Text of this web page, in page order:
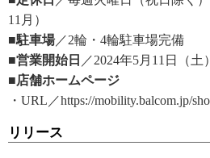
11月）
■駐車場／2輪・4輪駐車場完備
■営業開始日 ／2024年5月11日（土）
■店舗ホームページ
・URL／https://mobility.balcom.jp/
リリース